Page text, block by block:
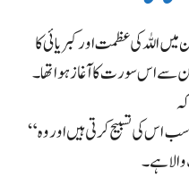
اللہ کی عظمت اور کبریائی کا
سے اس سورت کا آغاز ہوا تھا۔
“جتنی چیزیں آسمانوں اور زمین میں ہیں۔ سب اس کی تسبیح کرتی ہیں اور وہ